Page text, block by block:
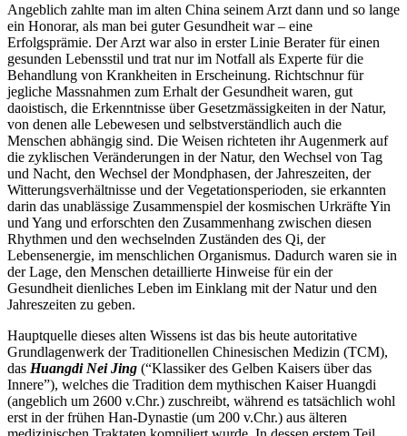
Angeblich zahlte man im alten China seinem Arzt dann und so lange
ein Honorar, als man bei guter Gesundheit war – eine
Erfolgsprämie. Der Arzt war also in erster Linie Berater für einen
gesunden Lebensstil und trat nur im Notfall als Experte für die
Behandlung von Krankheiten in Erscheinung. Richtschnur für
jegliche Massnahmen zum Erhalt der Gesundheit waren, gut
daoistisch, die Erkenntnisse über Gesetzmässigkeiten in der Natur,
von denen alle Lebewesen und selbstverständlich auch die
Menschen abhängig sind. Die Weisen richteten ihr Augenmerk auf
die zyklischen Veränderungen in der Natur, den Wechsel von Tag
und Nacht, den Wechsel der Mondphasen, der Jahreszeiten, der
Witterungsverhältnisse und der Vegetationsperioden, sie erkannten
darin das unablässige Zusammenspiel der kosmischen Urkräfte Yin
und Yang und erforschten den Zusammenhang zwischen diesen
Rhythmen und den wechselnden Zuständen des Qi, der
Lebensenergie, im menschlichen Organismus. Dadurch waren sie in
der Lage, den Menschen detaillierte Hinweise für ein der
Gesundheit dienliches Leben im Einklang mit der Natur und den
Jahreszeiten zu geben.
Hauptquelle dieses alten Wissens ist das bis heute autoritative
Grundlagenwerk der Traditionellen Chinesischen Medizin (TCM),
das Huangdi Nei Jing (“Klassiker des Gelben Kaisers über das
Innere”), welches die Tradition dem mythischen Kaiser Huangdi
(angeblich um 2600 v.Chr.) zuschreibt, während es tatsächlich wohl
erst in der frühen Han-Dynastie (um 200 v.Chr.) aus älteren